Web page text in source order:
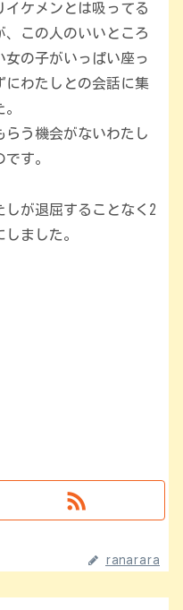
イケメンとは吸ってる
、この人のいいところ
女の子がいっぱい座っ
にわたしとの会話に集
らう機会がないわたし
す。
が退屈することなく2
ました。
ranarara